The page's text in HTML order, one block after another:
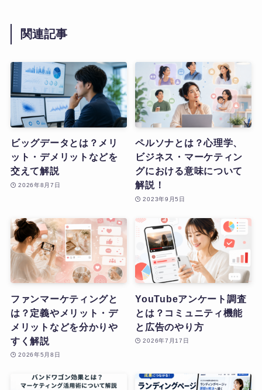
関連記事
ビッグデータとは？メリ
ット・デメリットなどを
交えて解説
2026年8月7日
ペルソナとは？心理学、
ビジネス・マーケティン
グにおける意味について
解説！
2023年9月5日
ファンマーケティングと
は？定義やメリット・デ
メリットなどを分かりや
すく解説
2026年5月8日
YouTubeアンケート調査
とは？コミュニティ機能
と広告のやり方
2026年7月17日